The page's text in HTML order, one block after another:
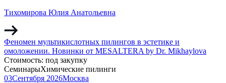
Тихомирова Юлия Анатольевна
Феномен мультикислотных пилингов в эстетике и
омоложении. Новинки от MESALTERA by Dr. Mikhaylova
Стоимость: под закупку
СеминарыХимические пилинги
03Сентября 2026Москва